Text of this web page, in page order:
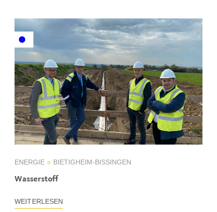
ENERGIE BIETIGHEIM-BISSINGEN
Wasserstoff
WEITERLESEN